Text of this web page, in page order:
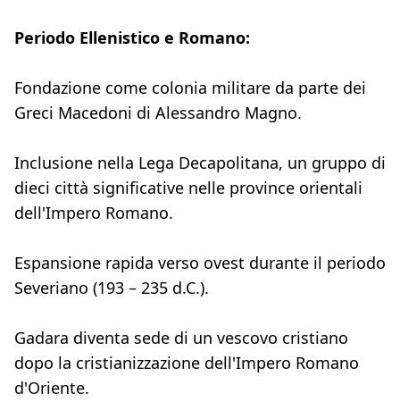
Periodo Ellenistico e Romano:
Fondazione come colonia militare da parte dei
Greci Macedoni di Alessandro Magno.
Inclusione nella Lega Decapolitana, un gruppo di
dieci città significative nelle province orientali
dell'Impero Romano.
Espansione rapida verso ovest durante il periodo
Severiano (193 – 235 d.C.).
Gadara diventa sede di un vescovo cristiano
dopo la cristianizzazione dell'Impero Romano
d'Oriente.